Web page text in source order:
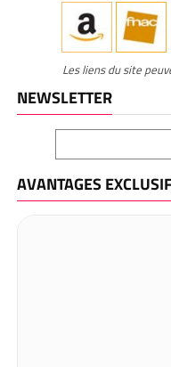
Les liens du site
NEWSLETTER
AVANTAGES